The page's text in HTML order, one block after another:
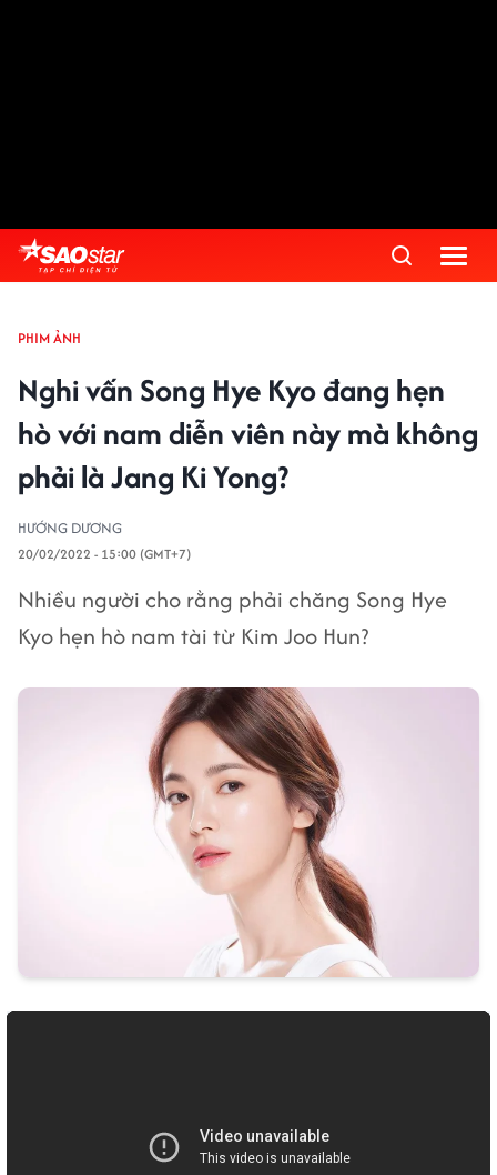
PHIM ẢNH
Nghi vấn Song Hye Kyo đang hẹn
hò với nam diễn viên này mà không
phải là Jang Ki Yong?
HƯỚNG DƯƠNG
20/02/2022 - 15:00 (GMT+7)
Nhiều người cho rằng phải chăng Song Hye
Kyo hẹn hò nam tài từ Kim Joo Hun?